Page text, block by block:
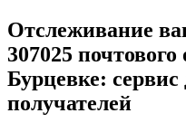
Отслеживание
307025
Бурцевке: сервис
получателей